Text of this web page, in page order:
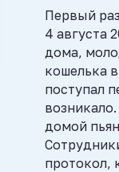
Первый
4 августа
дома,
кошелька
поступал
домой
протокол,